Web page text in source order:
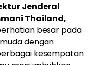
Jenderal
Thailand,
besar pada
dengan
kesempatan